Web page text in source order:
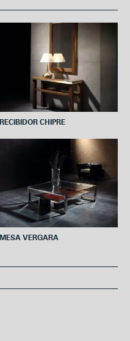
RECIBIDOR CHIPRE
MESA VERGARA